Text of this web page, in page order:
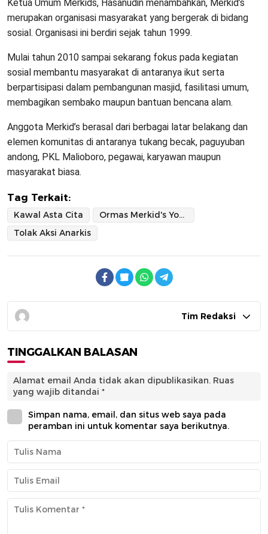
Ketua Umum Merkids, Hasanudin menambahkan, Merkid’s
merupakan organisasi masyarakat yang bergerak di bidang
sosial. Organisasi ini berdiri sejak tahun 1999.
Mulai tahun 2010 sampai sekarang fokus pada kegiatan
sosial membantu masyarakat di antaranya ikut serta
berpartisipasi dalam pembangunan masjid, fasilitasi umum,
membagikan sembako maupun bantuan bencana alam.
Anggota Merkid’s berasal dari berbagai latar belakang dan
elemen komunitas di antaranya tukang becak, paguyuban
andong, PKL Malioboro, pegawai, karyawan maupun
masyarakat biasa.
Tag Terkait:
Kawal Asta Cita
Ormas Merkid's Yogyakarta
Tolak Aksi Anarkis
Tim Redaksi
TINGGALKAN BALASAN
Alamat email Anda tidak akan dipublikasikan. Ruas
yang wajib ditandai *
Simpan nama, email, dan situs web saya pada
peramban ini untuk komentar saya berikutnya.